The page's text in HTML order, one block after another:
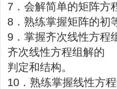
7．会解简单的矩阵方
8．熟练掌握矩阵的初
9．掌握齐次线性方程
齐次线性方程组解的
判定和结构。
10．熟练掌握线性方程